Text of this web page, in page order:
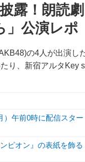
露！朗読
」公演レポ
の4人が出演し
り、新宿アルタKey
）午前0時に配信スタ
ピオン』の表紙を飾る